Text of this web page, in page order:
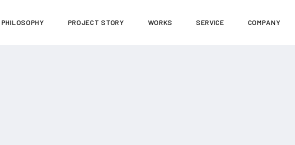
PHILOSOPHY PROJECT STORY WORKS SERVICE COMPANY